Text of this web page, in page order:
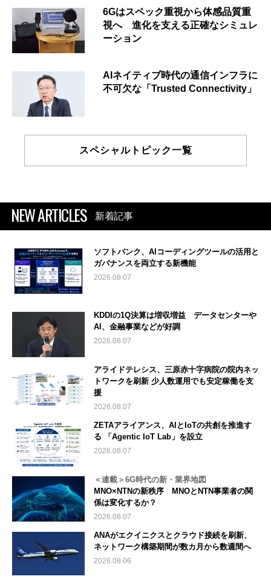
6Gはスペック重視から体感品質重
視へ 進化を支える正確なシミュレ
ーション
AIネイティブ時代の通信インフラに
不可欠な「Trusted Connectivity」
スペシャルトピック一覧
NEW ARTICLES 新着記事
ソフトバンク、AIコーディングツールの活用と
ガバナンスを両立する新機能
2026.08.07
KDDIの1Q決算は増収増益 データセンターや
AI、金融事業などが好調
2026.08.07
アライドテレシス、三原赤十字病院の院内ネッ
トワークを刷新 少人数運用でも安定稼働を支
援
2026.08.07
ZETAアライアンス、AIとIoTの共創を推進す
る 「Agentic IoT Lab」を設立
2026.08.07
＜連載＞6G時代の新・業界地図
MNO×NTNの新秩序 MNOとNTN事業者の関
係は変化するか？
2026.08.07
ANAがエクイニクスとクラウド接続を刷新、
ネットワーク構築期間が数カ月から数週間へ
2026.08.06